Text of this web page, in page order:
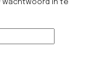
wachtwoord in te